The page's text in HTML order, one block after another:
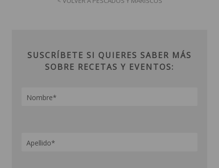
SUSCRÍBETE SI QUIERES SABER MÁS
SOBRE RECETAS Y EVENTOS: